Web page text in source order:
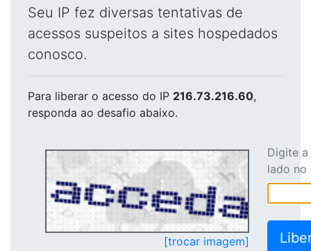
Seu IP fez diversas tentativas de
acessos suspeitos a sites hospedados
conosco.
Para liberar o acesso do IP 216.73.216.60,
responda ao desafio abaixo.
[trocar imagem]
Digite
lado no